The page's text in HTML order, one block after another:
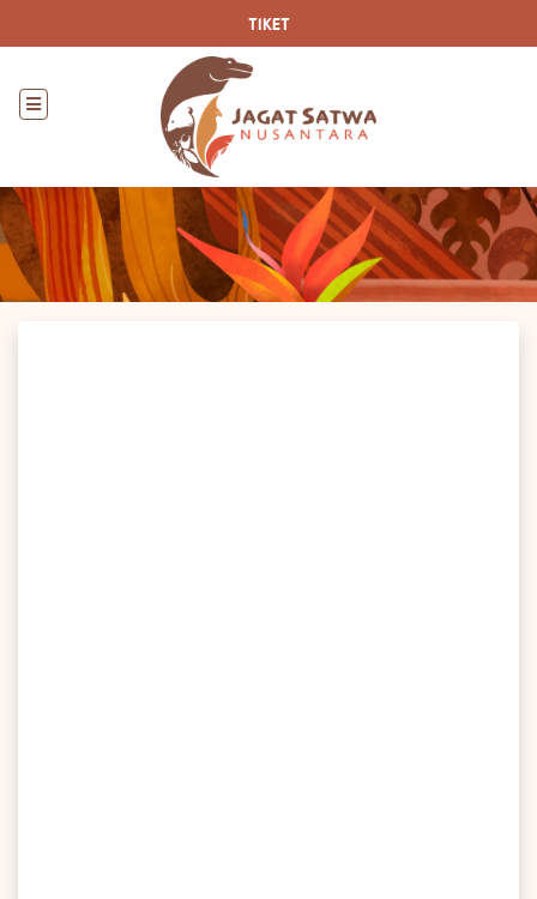
TIKET